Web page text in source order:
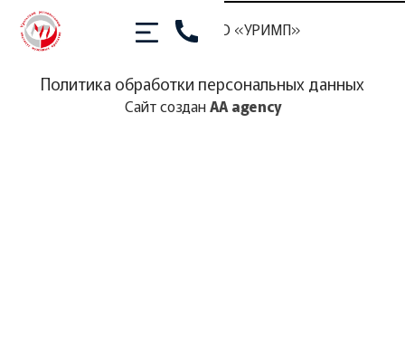
2006-2025, ООО «УРИМП»
Политика обработки персональных данных
Сайт созданAA agency